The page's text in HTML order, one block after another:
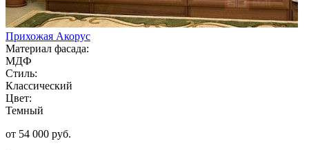
Прихожая Акорус
Материал фасада:
МДФ
Стиль:
Классический
Цвет:
Темный
от 54 000 руб.